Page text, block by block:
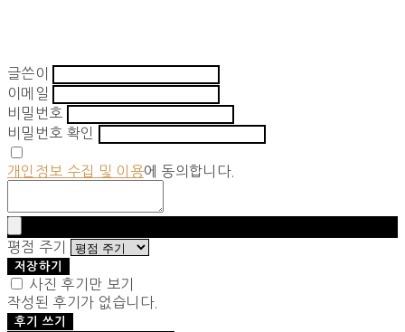
글쓴이
이메일
비밀번호
비밀번호 확인
개인정보 수집 및 이용에 동의합니다.
평점 주기
저장하기
사진 후기만 보기
작성된 후기가 없습니다.
후기 쓰기